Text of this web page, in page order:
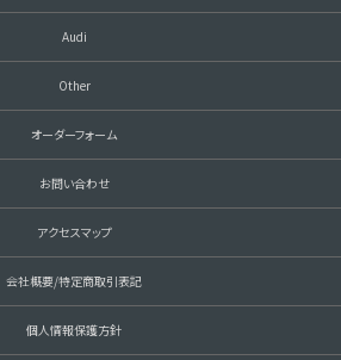
Audi
Other
オーダーフォーム
お問い合わせ
アクセスマップ
会社概要/特定商取引表記
個人情報保護方針